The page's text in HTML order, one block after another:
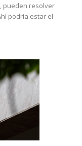
pueden resolver
podría estar el